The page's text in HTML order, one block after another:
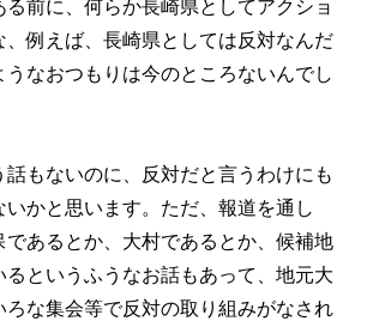
前に、何らか長崎県としてアクショ
、例えば、長崎県としては反対なんだ
うなおつもりは今のところないんでし
話もないのに、反対だと言うわけにも
いかと思います。ただ、報道を通し
であるとか、大村であるとか、候補地
るというふうなお話もあって、地元大
ろな集会等で反対の取り組みがなされ